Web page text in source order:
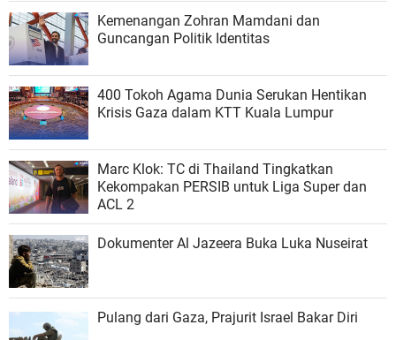
Kemenangan Zohran Mamdani dan
Guncangan Politik Identitas
400 Tokoh Agama Dunia Serukan Hentikan
Krisis Gaza dalam KTT Kuala Lumpur
Marc Klok: TC di Thailand Tingkatkan
Kekompakan PERSIB untuk Liga Super dan
ACL 2
Dokumenter Al Jazeera Buka Luka Nuseirat
Pulang dari Gaza, Prajurit Israel Bakar Diri